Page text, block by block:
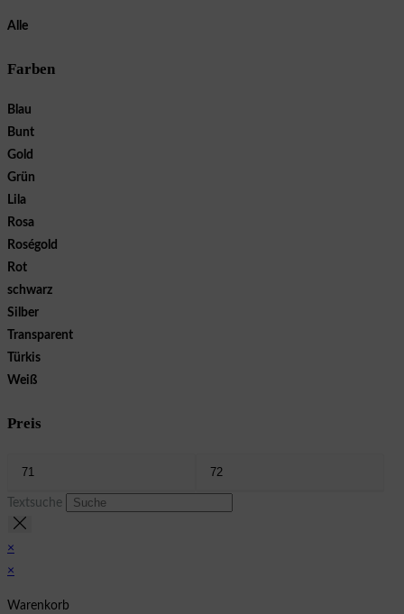
Alle
Farben
Blau
Bunt
Gold
Grün
Lila
Rosa
Roségold
Rot
schwarz
Silber
Transparent
Türkis
Weiß
Preis
Textsuche
×
×
Warenkorb